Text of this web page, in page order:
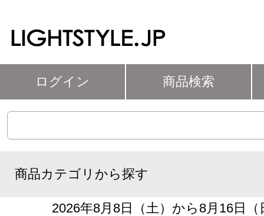
ログイン 商品検索
商品カテゴリから探す
2026年8月8日（土）から8月16日